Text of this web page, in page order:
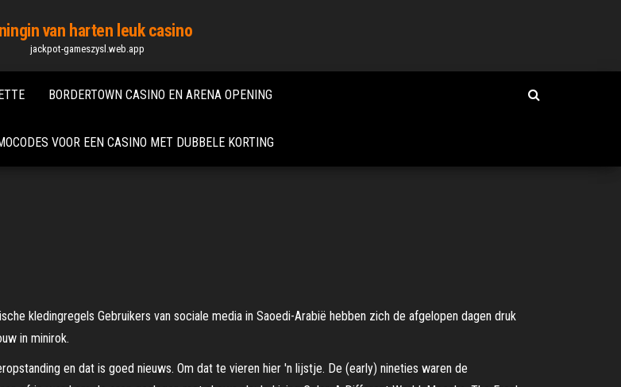
van harten leuk casino
jackpot-gameszysl.web.app
BORDERTOWN CASINO EN ARENA OPENING
VOOR EEN CASINO MET DUBBELE KORTING
kledingregels Gebruikers van sociale media in Saoedi-Arabië hebben zich de afgelopen dagen druk
in minirok.
en dat is goed nieuws. Om dat te vieren hier 'n lijstje. De (early) nineties waren de